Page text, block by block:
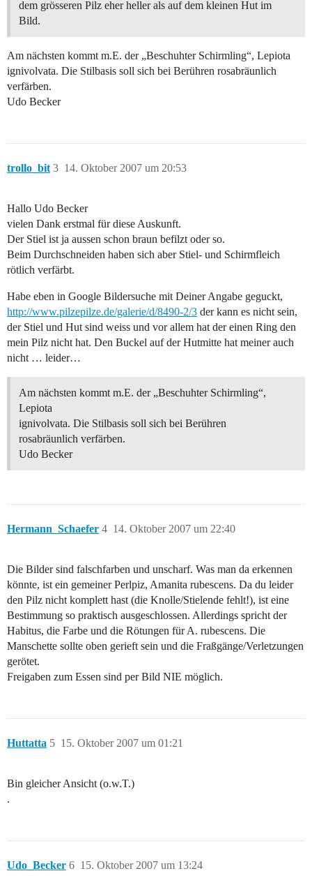
dem grösseren Pilz eher heller als auf dem kleinen Hut im
Bild.
Am nächsten kommt m.E. der „Beschuhter Schirmling“, Lepiota
ignivolvata. Die Stilbasis soll sich bei Berühren rosabräunlich
verfärben.
Udo Becker
trollo_bit 14. Oktober 2007 um 20:53
3
Hallo Udo Becker
vielen Dank erstmal für diese Auskunft.
Der Stiel ist ja aussen schon braun befilzt oder so.
Beim Durchschneiden haben sich aber Stiel- und Schirmfleich
rötlich verfärbt.
Habe eben in Google Bildersuche mit Deiner Angabe geguckt,
http://www.pilzepilze.de/galerie/d/8490-2/3 der kann es nicht sein,
der Stiel und Hut sind weiss und vor allem hat der einen Ring den
mein Pilz nicht hat. Den Buckel auf der Hutmitte hat meiner auch
nicht … leider…
Am nächsten kommt m.E. der „Beschuhter Schirmling“,
Lepiota
ignivolvata. Die Stilbasis soll sich bei Berühren
rosabräunlich verfärben.
Udo Becker
Hermann_Schaefer 14. Oktober 2007 um 22:40
4
Die Bilder sind falschfarben und unscharf. Was man da erkennen
könnte, ist ein gemeiner Perlpiz, Amanita rubescens. Da du leider
den Pilz nicht komplett hast (die Knolle/Stielende fehlt!), ist eine
Bestimmung so praktisch ausgeschlossen. Allerdings spricht der
Habitus, die Farbe und die Rötungen für A. rubescens. Die
Manschette sollte oben gerieft sein und die Fraßgänge/Verletzungen
gerötet.
Freigaben zum Essen sind per Bild NIE möglich.
Huttatta 15. Oktober 2007 um 01:21
5
Bin gleicher Ansicht (o.w.T.)
.
Udo_Becker 15. Oktober 2007 um 13:24
6